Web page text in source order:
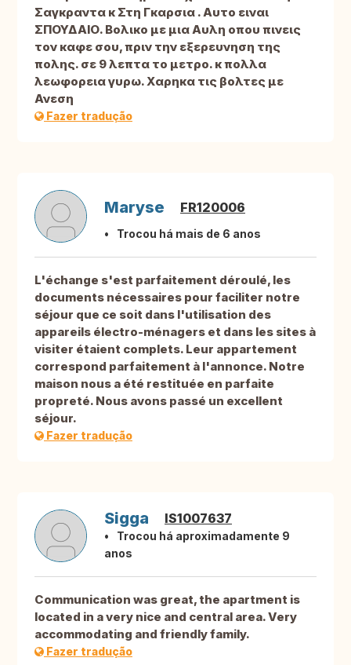
Σαγκραντα κ Στη Γκαρσια . Αυτο ειναι
ΣΠΟΥΔΑΙΟ. Βολικο με μια Αυλη οπου πινεις
τον καφε σου, πριν την εξερευνηση της
πολης. σε 9 λεπτα το μετρο. κ πολλα
λεωφορεια γυρω. Χαρηκα τις βολτες με
Ανεση
Fazer tradução
Maryse FR120006
Trocou há mais de 6 anos
L'échange s'est parfaitement déroulé, les
documents nécessaires pour faciliter notre
séjour que ce soit dans l'utilisation des
appareils électro-ménagers et dans les sites à
visiter étaient complets. Leur appartement
correspond parfaitement à l'annonce. Notre
maison nous a été restituée en parfaite
propreté. Nous avons passé un excellent
séjour.
Fazer tradução
Sigga IS1007637
Trocou há aproximadamente 9
anos
Communication was great, the apartment is
located in a very nice and central area. Very
accommodating and friendly family.
Fazer tradução